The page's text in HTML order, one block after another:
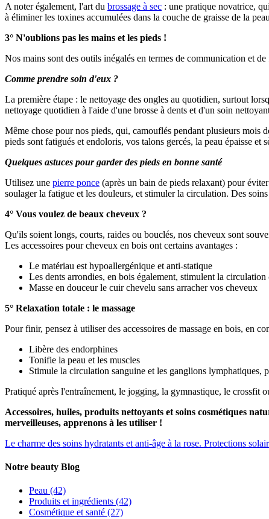
A noter également, l'art du brossage à sec : une pratique novatrice,
à éliminer les toxines accumulées dans la couche de graisse de la
3° N'oublions pas les mains et les pieds !
Nos mains sont des outils inégalés en termes de communication et
Comme prendre soin d'eux ?
La première étape : le nettoyage des ongles au quotidien, surtout
nettoyage quotidien à l'aide d'une brosse à dents et d'un soin
Même chose pour nos pieds, qui, camouflés pendant plusieurs mois
pieds sont fatigués et endoloris, vos talons gercés, la peau épaisse
Quelques astuces pour garder des pieds en bonne santé
Utilisez une pierre ponce (après un bain de pieds relaxant) pour
soulager la fatigue et les douleurs, et stimuler la circulation. Des
4° Vous voulez de beaux cheveux ?
Qu'ils soient longs, courts, raides ou bouclés, nos cheveux sont
Les accessoires pour cheveux en bois ont certains avantages :
Le matériau est hypoallergénique et anti-statique
Les dents arrondies, en bois également, stimulent la
Masse en douceur le cuir chevelu sans arracher vos cheveux
5° Relaxation totale : le massage
Pour finir, pensez à utiliser des accessoires de massage en bois, en
Libère des endorphines
Tonifie la peau et les muscles
Stimule la circulation sanguine et les ganglions lymphatiques,
Pratiqué après l'entraînement, le jogging, la gymnastique, le crossfit
Accessoires, huiles, produits nettoyants et soins cosmétiques
merveilleuses, apprenons à les utiliser !
Le charme des soins hydratants et anti-âge à la rose. Protections
Notre beauty Blog
Peau (42)
Produits et ingrédients (42)
Cosmétique et santé (27)